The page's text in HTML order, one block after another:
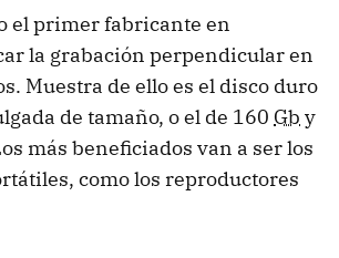
el primer fabricante en
la grabación perpendicular en
Muestra de ello es el disco duro
de tamaño, o el de 160 Gb y
más beneficiados van a ser los
como los reproductores